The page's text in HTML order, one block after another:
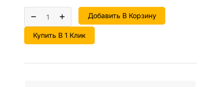
Добавить В Корзину
Купить В 1 Клик